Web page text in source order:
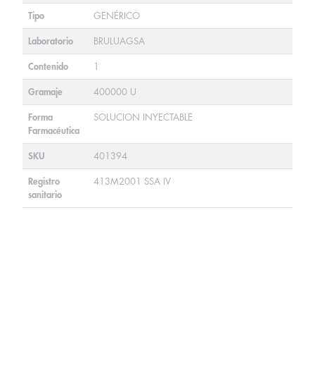
Tipo GENÉRICO
Laboratorio BRULUAGSA
Contenido 1
Gramaje 400000 U
Forma
Farmacéutica
SOLUCION INYECTABLE
SKU 401394
Registro
sanitario
413M2001 SSA IV